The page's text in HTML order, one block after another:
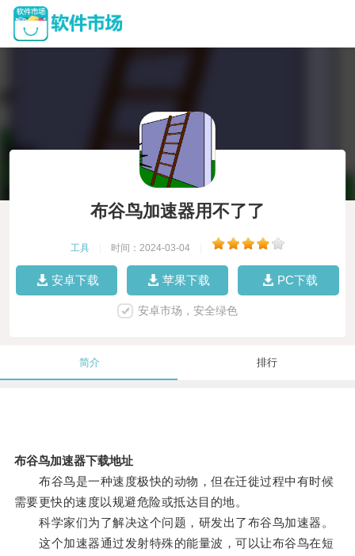
布谷鸟加速器用不了了
工具 时间：2024-03-04
安卓下载 苹果下载 PC下载
安卓市场，安全绿色
简介 排行
布谷鸟加速器下载地址
布谷鸟是一种速度极快的动物，但在迁徙过程中有时候
需要更快的速度以规避危险或抵达目的地。
科学家们为了解决这个问题，研发出了布谷鸟加速器。
这个加速器通过发射特殊的能量波，可以让布谷鸟在短